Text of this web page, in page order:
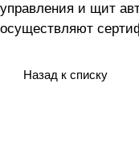
управления и щит
осуществляют
Назад к списку